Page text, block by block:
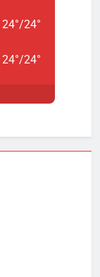
24°/24°
24°/24°